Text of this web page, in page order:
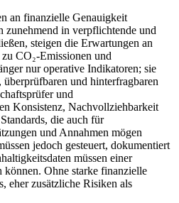
an finanzielle Genauigkeit
zunehmend in verpflichtende und
steigen die Erwartungen an
CO₂-Emissionen und
nur operative Indikatoren; sie
und hinterfragbaren
und
Konsistenz, Nachvollziehbarkeit
die auch für
und Annahmen mögen
jedoch gesteuert, dokumentiert
müssen einer
können. Ohne starke finanzielle
eher zusätzliche Risiken als